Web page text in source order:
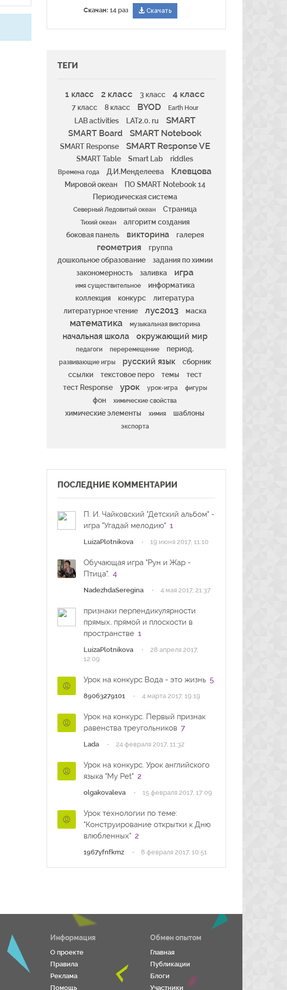
Скачан:14 раз Скачать
ТЕГИ
1 класс 2 класс 3 класс 4 класс
7 класс 8 класс BYOD Earth Hour
LAB activities LAT2.0. ru SMART
SMART Board SMART Notebook
SMART Response SMART Response VE
SMART Table Smart Lab riddles
Времена года Д.И.Менделеева Клевцова
Мировой океан
ПО SMART Notebook 14
Периодическая система
Северный Ледовитый океан Страница
Тихий океан
алгоритм создания
боковая панель
викторина галерея
геометрия
группа
дошкольное образование
задания по химии
закономерность
заливка игра
имя существительное
информатика
коллекция
конкурс
литература
литературное чтение
лус2013 маска
математика музыкальная викторина
начальная школа окружающий мир
педагоги переремещение период.
развивающие игры русский язык
сборник
ссылки
текстовое перо темы
тест
тест Response
урок урок-игра фигуры
фон химические свойства
химические элементы химия шаблоны
экспорта
ПОСЛЕДНИЕ КОММЕНТАРИИ
П. И. Чайковский "Детский альбом" -
игра "Угадай мелодию" 1
LuizaPlotnikova · 19 июня 2017, 11:10
Обучающая игра "Рун и Жар -
Птица". 4
NadezhdaSeregina · 4 мая 2017, 21:37
признаки перпендикулярности
прямых, прямой и плоскости в
пространстве 1
LuizaPlotnikova ·
28 апреля 2017,
12:09
Урок на конкурс Вода - это жизнь 5
89063279101 · 4 марта 2017, 19:19
Урок на конкурс. Первый признак
равенства треугольников 7
Lada · 24 февраля 2017, 11:32
Урок на конкурс. Урок английского
языка "My Pet" 2
olgakovaleva · 15 февраля 2017, 17:09
Урок технологии по теме:
"Конструирование открытки к Дню
влюбленных" 2
1967yfnfkmz · 8 февраля 2017, 10:51
Информация
О проекте
Правила
Реклама
Помощь
Обмен опытом
Главная
Публикации
Блоги
Участники